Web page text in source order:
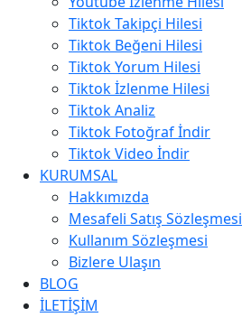
Tiktok Takipçi Hilesi
Tiktok Beğeni Hilesi
Tiktok Yorum Hilesi
Tiktok İzlenme Hilesi
Tiktok Analiz
Tiktok Fotoğraf İndir
Tiktok Video İndir
KURUMSAL
Hakkımızda
Mesafeli Satış Sözleşmesi
Kullanım Sözleşmesi
Bizlere Ulaşın
BLOG
İLETİŞİM